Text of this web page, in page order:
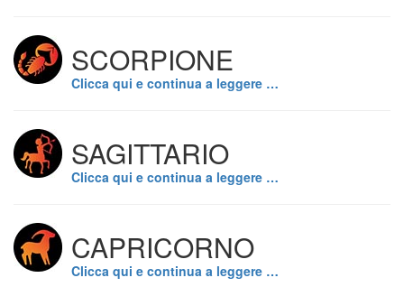
SCORPIONE
Clicca qui e continua a leggere …
SAGITTARIO
Clicca qui e continua a leggere …
CAPRICORNO
Clicca qui e continua a leggere …